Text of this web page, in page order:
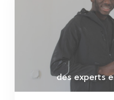
des experts